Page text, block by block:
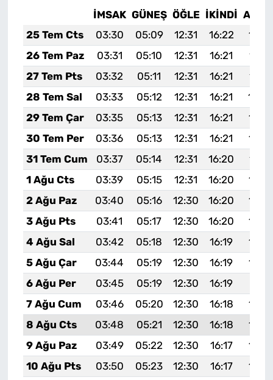
İMSAK GÜNEŞ ÖĞLE İKINDI
25 Tem Cts
03:30 05:09 12:31 16:22
26 Tem Paz
03:31 05:10 12:31 16:21
19:41
27 Tem Pts
03:32 05:11 12:31 16:21
19:41
28 Tem Sal
03:33 05:12 12:31 16:21
29 Tem Çar
03:35 05:13 12:31 16:21
30 Tem Per
03:36 05:13 12:31 16:21
31 Tem Cum
03:37 05:14 12:31 16:20
19:37
1 Ağu Cts
03:39 05:15 12:31 16:20
2 Ağu Paz
03:40 05:16 12:30 16:20
3 Ağu Pts
03:41 05:17 12:30 16:20
4 Ağu Sal
03:42 05:18 12:30 16:19
5 Ağu Çar
03:44 05:19 12:30 16:19
6 Ağu Per
03:45 05:19 12:30 16:19
7 Ağu Cum
03:46 05:20 12:30 16:18
8 Ağu Cts
03:48 05:21 12:30 16:18
9 Ağu Paz
03:49 05:22 12:30 16:17
10 Ağu Pts
03:50 05:23 12:30 16:17